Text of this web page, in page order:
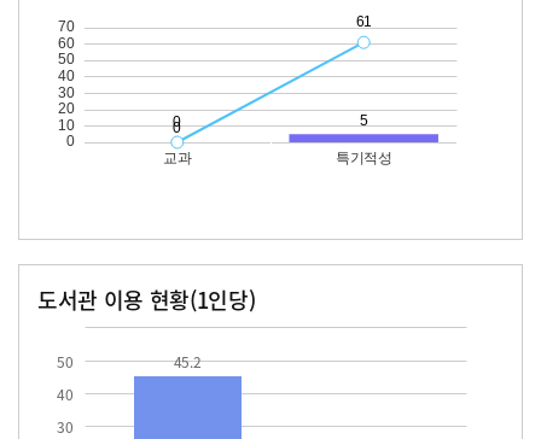
도서관 이용 현황(1인당)
30
40
50 45.2